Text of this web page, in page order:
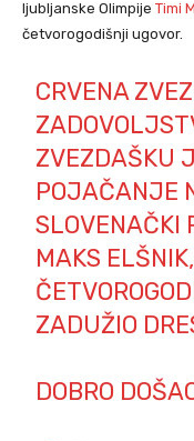
ljubljanske Olimpije Timi
četvorogodišnji ugovor.
CRVENA
ZVEZDAŠKU
POJAČANJE
SLOVENAČKI
MAKS
ZADUŽIO
DOBRO